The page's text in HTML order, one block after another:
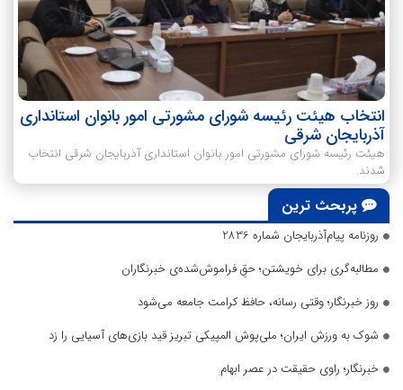
انتخاب هیئت رئیسه شورای مشورتی امور بانوان استانداری
آذربایجان شرقی
هیئت رئیسه شورای مشورتی امور بانوان استانداری آذربایجان شرقی انتخاب
شدند.
پربحث ترین
روزنامه پیام‌آذربایجان شماره 2836
مطالبه‌گری برای خویشتن؛ حقِ فراموش‌شده‌ی خبرنگاران
روز خبرنگار؛ وقتی رسانه، حافظ کرامت جامعه می‌شود
شوک به ورزش ایران؛ ملی‌پوش المپیکی تبریز قید بازی‌های آسیایی را زد
خبرنگار؛ راوی حقیقت در عصر ابهام